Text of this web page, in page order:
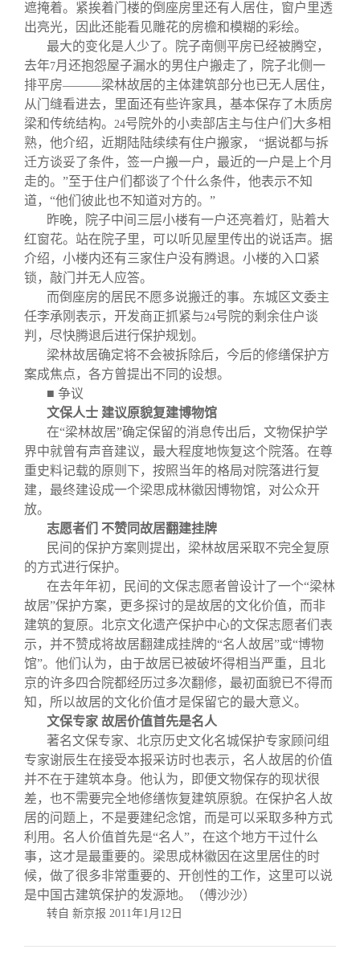
遮掩着。紧挨着门楼的倒座房里还有人居住，窗户里透
出亮光，因此还能看见雕花的房檐和模糊的彩绘。
最大的变化是人少了。院子南侧平房已经被腾空，
去年7月还抱怨屋子漏水的男住户搬走了，院子北侧一
排平房———梁林故居的主体建筑部分也已无人居住，
从门缝看进去，里面还有些许家具，基本保存了木质房
梁和传统结构。 24号院外的小卖部店主与住户们大多相
熟，他介绍，近期陆陆续续有住户搬家， “据说都与拆
迁方谈妥了条件，签一户搬一户，最近的一户是上个月
走的。”至于住户们都谈了个什么条件，他表示不知
道，“他们彼此也不知道对方的。”
昨晚，院子中间三层小楼有一户还亮着灯，贴着大
红窗花。站在院子里，可以听见屋里传出的说话声。据
介绍，小楼内还有三家住户没有腾退。小楼的入口紧
锁，敲门并无人应答。
而倒座房的居民不愿多说搬迁的事。东城区文委主
任李承刚表示，开发商正抓紧与24号院的剩余住户谈
判，尽快腾退后进行保护规划。
梁林故居确定将不会被拆除后，今后的修缮保护方
案成焦点，各方曾提出不同的设想。
■ 争议
文保人士 建议原貌复建博物馆
在“梁林故居”确定保留的消息传出后，文物保护学
界中就曾有声音建议，最大程度地恢复这个院落。在尊
重史料记载的原则下，按照当年的格局对院落进行复
建，最终建设成一个梁思成林徽因博物馆，对公众开
放。
志愿者们 不赞同故居翻建挂牌
民间的保护方案则提出，梁林故居采取不完全复原
的方式进行保护。
在去年年初，民间的文保志愿者曾设计了一个“梁林
故居”保护方案，更多探讨的是故居的文化价值，而非
建筑的复原。北京文化遗产保护中心的文保志愿者们表
示，并不赞成将故居翻建成挂牌的“名人故居”或“博物
馆”。他们认为，由于故居已被破坏得相当严重，且北
京的许多四合院都经历过多次翻修，最初面貌已不得而
知，所以故居的文化价值才是保留它的最大意义。
文保专家 故居价值首先是名人
著名文保专家、北京历史文化名城保护专家顾问组
专家谢辰生在接受本报采访时也表示，名人故居的价值
并不在于建筑本身。他认为，即便文物保存的现状很
差，也不需要完全地修缮恢复建筑原貌。在保护名人故
居的问题上，不是要建纪念馆，而是可以采取多种方式
利用。名人价值首先是“名人”，在这个地方干过什么
事，这才是最重要的。梁思成林徽因在这里居住的时
候，做了很多非常重要的、开创性的工作，这里可以说
是中国古建筑保护的发源地。（傅沙沙）
转自 新京报 2011年1月 12 日